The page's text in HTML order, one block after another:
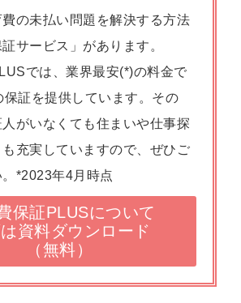
の未払い問題を解決する方法
サービス」があります。
では、業界最安(*)の料金で
保証を提供しています。その
がいなくても住まいや仕事探
も充実していますので、ぜひご
*2023年4月時点
保証PLUSについて
資料ダウンロード
（無料）